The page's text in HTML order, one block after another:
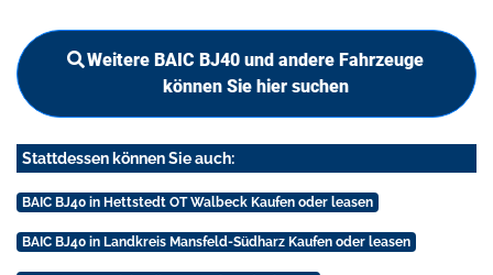
Weitere BAIC BJ40 und andere Fahrzeuge
können Sie hier suchen
Stattdessen können Sie auch:
BAIC BJ40 in Hettstedt OT Walbeck Kaufen oder leasen
BAIC BJ40 in Landkreis Mansfeld-Südharz Kaufen oder leasen